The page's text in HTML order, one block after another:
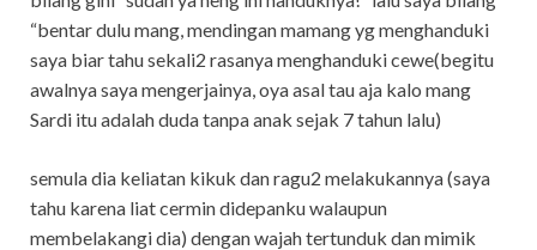
“bentar dulu mang, mendingan mamang yg menghanduki
saya biar tahu sekali2 rasanya menghanduki cewe(begitu
awalnya saya mengerjainya, oya asal tau aja kalo mang
Sardi itu adalah duda tanpa anak sejak 7 tahun lalu)
semula dia keliatan kikuk dan ragu2 melakukannya (saya
tahu karena liat cermin didepanku walaupun
membelakangi dia) dengan wajah tertunduk dan mimik